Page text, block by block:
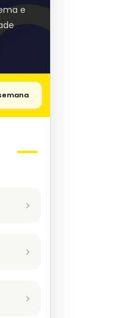
e